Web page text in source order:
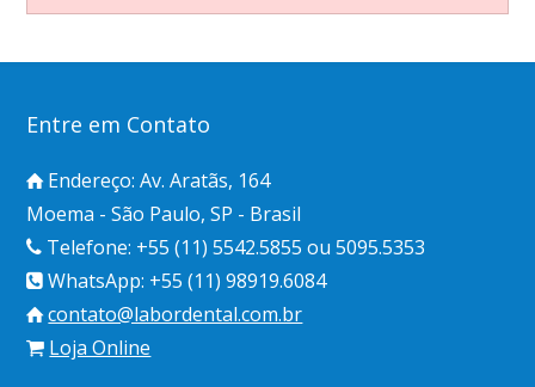
Entre em Contato
Endereço: Av. Aratãs, 164
Moema - São Paulo, SP - Brasil
Telefone: +55 (11) 5542.5855 ou 5095.5353
WhatsApp: +55 (11) 98919.6084
contato@labordental.com.br
Loja Online